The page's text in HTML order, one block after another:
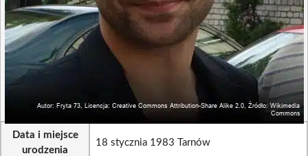
Data i miejsce
urodzenia
18 stycznia 1983 Tarnów